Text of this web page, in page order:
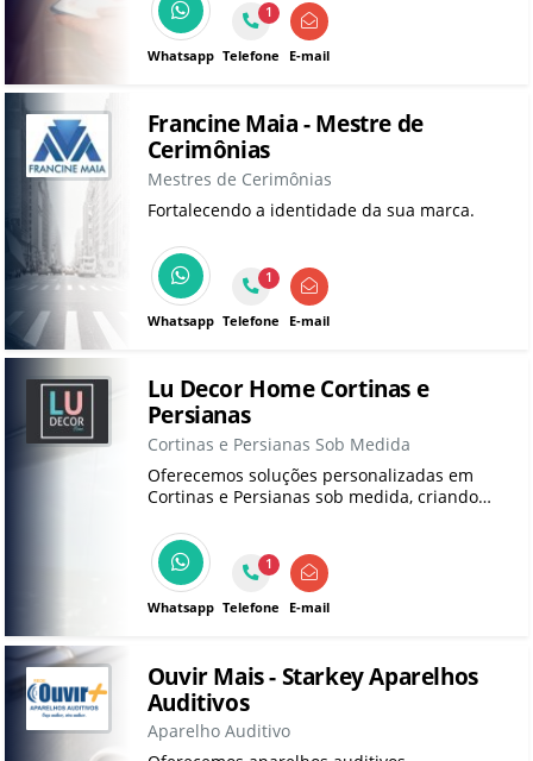
Whatsapp
1
Telefone E-mail
Francine Maia - Mestre de
Cerimônias
Mestres de Cerimônias
Fortalecendo a identidade da sua marca.
Whatsapp
1
Telefone E-mail
Lu Decor Home Cortinas e
Persianas
Cortinas e Persianas Sob Medida
Oferecemos soluções personalizadas em
Cortinas e Persianas sob medida, criando
atendemos com qualidade e dedicação no
conforto do seu lar.
Whatsapp
1
Telefone E-mail
Ouvir Mais - Starkey Aparelhos
Auditivos
Aparelho Auditivo